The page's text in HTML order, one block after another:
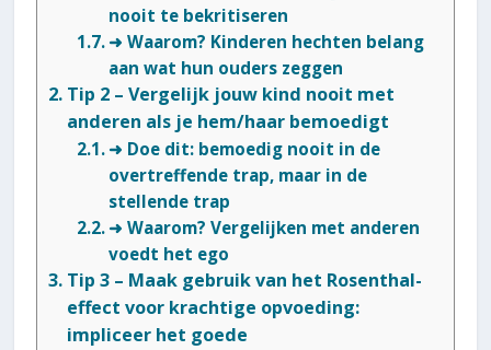
nooit te bekritiseren
➜ Waarom? Kinderen hechten belang
aan wat hun ouders zeggen
Tip 2 – Vergelijk jouw kind nooit met
anderen als je hem/haar bemoedigt
➜ Doe dit: bemoedig nooit in de
overtreffende trap, maar in de
stellende trap
➜ Waarom? Vergelijken met anderen
voedt het ego
Tip 3 – Maak gebruik van het Rosenthal-
effect voor krachtige opvoeding:
impliceer het goede